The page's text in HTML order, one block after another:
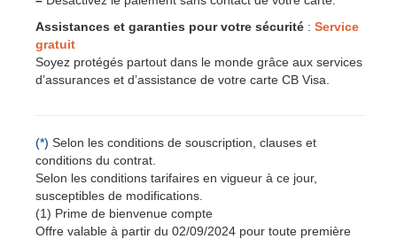
Assistances et garanties pour votre sécurité : Service
gratuit
Soyez protégés partout dans le monde grâce aux services
d’assurances et d’assistance de votre carte CB Visa.
(*) Selon les conditions de souscription, clauses et
conditions du contrat.
Selon les conditions tarifaires en vigueur à ce jour,
susceptibles de modifications.
(1) Prime de bienvenue compte
Offre valable à partir du 02/09/2024 pour toute première